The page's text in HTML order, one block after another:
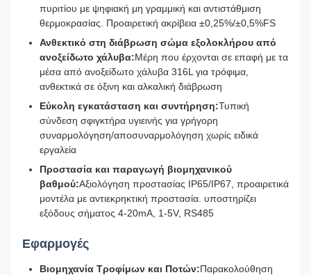
πυριτίου με ψηφιακή μη γραμμική και αντιστάθμιση
θερμοκρασίας. Προαιρετική ακρίβεια ±0,25%/±0,5%FS
Ανθεκτικό στη διάβρωση σώμα εξολοκλήρου από
ανοξείδωτο χάλυβα:Μέρη που έρχονται σε επαφή με τα
μέσα από ανοξείδωτο χάλυβα 316L για τρόφιμα,
ανθεκτικά σε όξινη και αλκαλική διάβρωση
Εύκολη εγκατάσταση και συντήρηση:Τυπική
σύνδεση σφιγκτήρα υγιεινής για γρήγορη
συναρμολόγηση/αποσυναρμολόγηση χωρίς ειδικά
εργαλεία
Προστασία και παραγωγή βιομηχανικού
βαθμού:Αξιολόγηση προστασίας IP65/IP67, προαιρετικά
μοντέλα με αντιεκρηκτική προστασία. υποστηρίζει
εξόδους σήματος 4-20mA, 1-5V, RS485
Εφαρμογές
Βιομηχανία Τροφίμων και Ποτών:Παρακολούθηση